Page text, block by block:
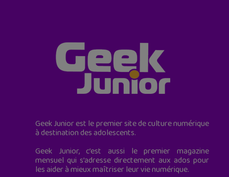
Geek Junior est le premier site de culture numérique
à destination des adolescents.
Geek Junior, c’est aussi le premier magazine
mensuel qui s’adresse directement aux ados pour
les aider à mieux maîtriser leur vie numérique.